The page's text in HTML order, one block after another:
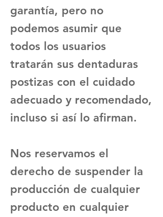
garantía, pero no
podemos asumir que
todos los usuarios
tratarán sus dentaduras
postizas con el cuidado
adecuado y recomendado,
incluso si así lo afirman.
Nos reservamos el
derecho de suspender la
producción de cualquier
producto en cualquier